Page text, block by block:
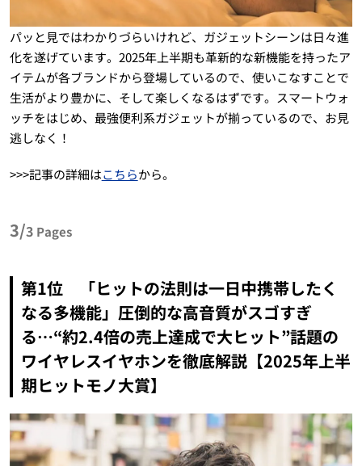
パッと見ではわかりづらいけれど、ガジェットシーンは日々進
化を遂げています。2025年上半期も革新的な新機能を持ったア
イテムが各ブランドから登場しているので、使いこなすことで
生活がより豊かに、そして楽しくなるはずです。スマートウォ
ッチをはじめ、最強便利系ガジェットが揃っているので、お見
逃しなく！
>>>記事の詳細はこちらから。
3/3 Pages
第1位 「ヒットの法則は一日中携帯したく
なる多機能」圧倒的な高音質がスゴすぎ
る…“約2.4倍の売上達成で大ヒット”話題の
ワイヤレスイヤホンを徹底解説【2025年上半
期ヒットモノ大賞】